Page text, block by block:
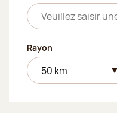
Rayon